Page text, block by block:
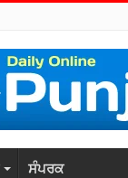
ਸੰਪਰਕ